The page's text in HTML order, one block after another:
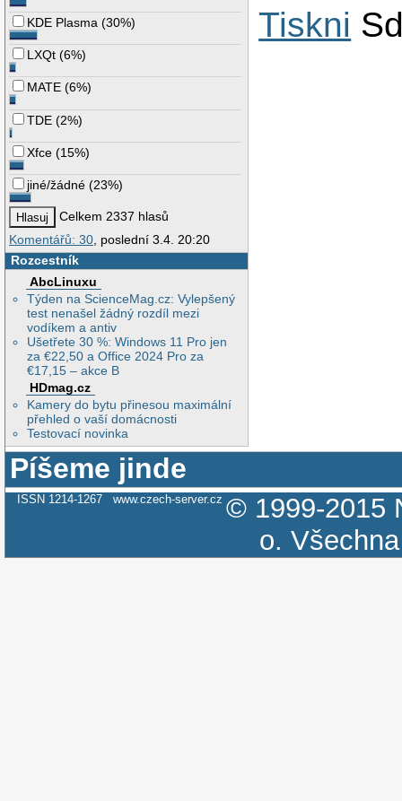
KDE Plasma (30%)
LXQt (6%)
MATE (6%)
TDE (2%)
Xfce (15%)
jiné/žádné (23%)
Celkem 2337 hlasů
Komentářů: 30 , poslední 3.4. 20:20
Rozcestník
AbcLinuxu
Týden na ScienceMag.cz: Vylepšený
test nenašel žádný rozdíl mezi
vodíkem a antiv
Ušetřete 30 %: Windows 11 Pro jen
za €22,50 a Office 2024 Pro za
€17,15 – akce B
HDmag.cz
Kamery do bytu přinesou maximální
přehled o vaší domácnosti
Testovací novinka
Tiskni
Píšeme jinde
ISSN 1214-1267 www.czech-server.cz © 1999-2015
o.